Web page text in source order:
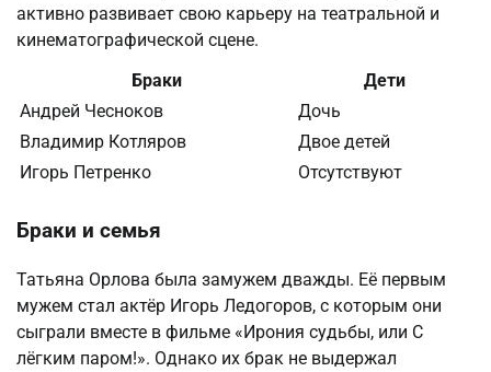
активно развивает свою карьеру на театральной и
кинематографической сцене.
Браки
Дети
Андрей Чесноков
Дочь
Владимир Котляров
Двое детей
Игорь Петренко
Отсутствуют
Браки и семья
Татьяна Орлова была замужем дважды. Её первым
мужем стал актёр Игорь Ледогоров, с которым они
сыграли вместе в фильме «Ирония судьбы, или С
лёгким паром!». Однако их брак не выдержал